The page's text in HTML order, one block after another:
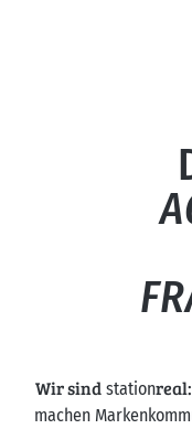
Wir sindstationreal:
machen